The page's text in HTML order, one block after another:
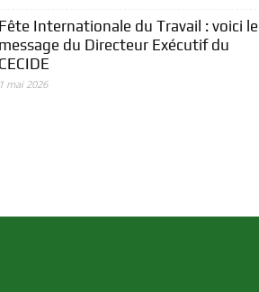
Internationale du Travail : voici le
du Directeur Exécutif du
mai 2026